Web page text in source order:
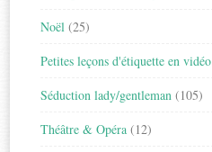
Noël (25)
Petites leçons d'étiquette en vidéo
Séduction lady/gentleman (105)
Théâtre & Opéra (12)